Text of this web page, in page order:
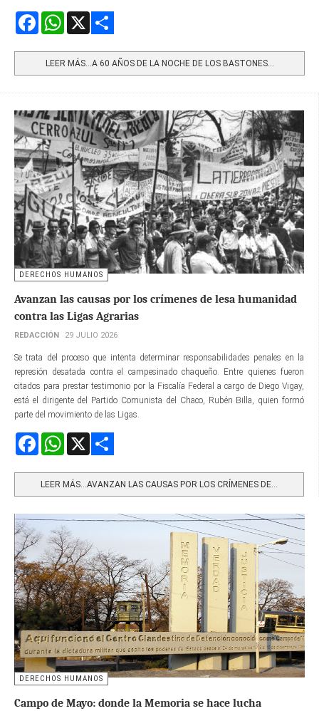
FacebookWhatsApp
LEER MÁS…A 60 AÑOS DE LA NOCHE DE LOS BASTONES...
DERECHOS HUMANOS
Avanzan las causas por los crímenes de lesa humanidad
contra las Ligas Agrarias
REDACCIÓN 29 JULIO 2026
Se trata del proceso que intenta determinar responsabilidades penales en la
represión desatada contra el campesinado chaqueño. Entre quienes fueron
citados para prestar testimonio por la Fiscalía Federal a cargo de Diego Vigay,
está el dirigente del Partido Comunista del Chaco, Rubén Billa, quien formó
parte del movimiento de las Ligas.
FacebookWhatsApp
LEER MÁS…AVANZAN LAS CAUSAS POR LOS CRÍMENES DE...
DERECHOS HUMANOS
Campo de Mayo: donde la Memoria se hace lucha